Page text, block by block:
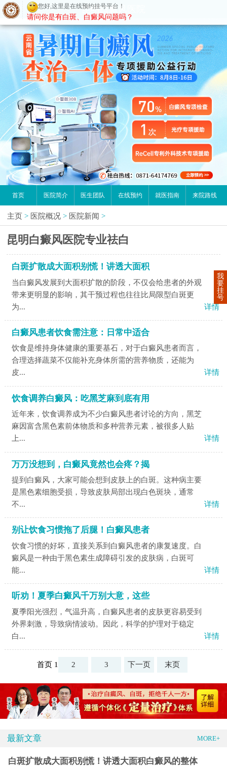
昆明白癜风医院
首页 医院简介 医生团队 在线预约 就医指南 来院路线
主页 > 医院概况 > 医院新闻 >
昆明白癜风医院专业祛白
白斑扩散成大面积别慌！讲透大面积
当白癜风发展到大面积扩散的阶段，不仅会给患者的外观
带来更明显的影响，其干预过程也往往比局限型白斑更
为...
详情
白癜风患者饮食需注意：日常中适合
饮食是维持身体健康的重要基石，对于白癜风患者而言，
合理选择蔬菜不仅能补充身体所需的营养物质，还能为
皮...
详情
饮食调养白癜风：吃黑芝麻到底有用
近年来，饮食调养成为不少白癜风患者讨论的方向，黑芝
麻因富含黑色素前体物质和多种营养元素，被很多人贴
上...
详情
万万没想到，白癜风竟然也会疼？揭
提到白癜风，大家可能会想到皮肤上的白斑。这种病主要
是黑色素细胞受损，导致皮肤局部出现白色斑块，通常
不...
详情
别让饮食习惯拖了后腿！白癜风患者
饮食习惯的好坏，直接关系到白癜风患者的康复速度。白
癜风是一种由于黑色素生成障碍引发的皮肤病，白斑可
能...
详情
听劝！夏季白癜风千万别大意，这些
夏季阳光强烈，气温升高，白癜风患者的皮肤更容易受到
外界刺激，导致病情波动。因此，科学的护理对于稳定
白...
详情
首页 1 2 3 下一页 末页
最新文章 MORE+
白斑扩散成大面积别慌！讲透大面积白癜风的整体
我
要
挂
号
您好,这里是在线预约挂号平台！
请问你是有白斑、白癜风问题吗？